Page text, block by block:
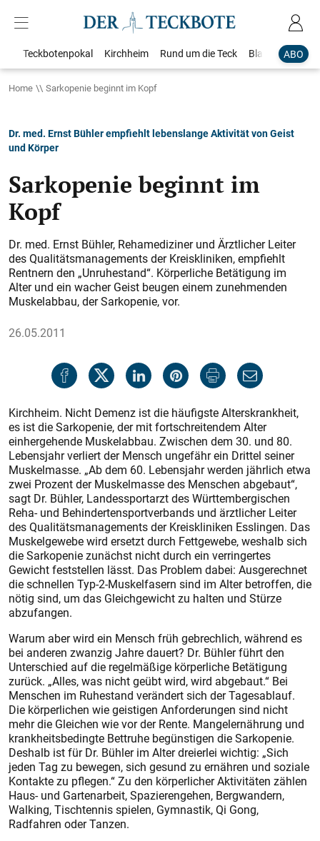
ABO
Teckbotenpokal Kirchheim Rund um die Teck Blaulicht
Home Sarkopenie beginnt im Kopf
Dr. med. Ernst Bühler empfiehlt lebenslange Aktivität von Geist
und Körper
Sarkopenie beginnt im
Kopf
Dr. med. Ernst Bühler, Rehamediziner und Ärztlicher Leiter
des Qualitätsmanagements der Kreiskliniken, empfiehlt
Rentnern den „Unruhestand“. Körperliche Betätigung im
Alter und ein wacher Geist beugen einem zunehmenden
Muskelabbau, der Sarkopenie, vor.
26.05.2011
Kirchheim. Nicht Demenz ist die häufigste Alterskrankheit,
es ist die Sarkopenie, der mit fortschreitendem Alter
einhergehende Muskelabbau. Zwischen dem 30. und 80.
Lebensjahr verliert der Mensch ungefähr ein Drittel seiner
Muskelmasse. „Ab dem 60. Lebensjahr werden jährlich etwa
zwei Prozent der Muskelmasse des Menschen abgebaut“,
sagt Dr. Bühler, Landessportarzt des Württembergischen
Reha- und Behindertensportverbands und ärztlicher Leiter
des Qualitätsmanagements der Kreiskliniken Esslingen. Das
Muskelgewebe wird ersetzt durch Fettgewebe, weshalb sich
die Sarkopenie zunächst nicht durch ein verringertes
Gewicht feststellen lässt. Das Problem dabei: Ausgerechnet
die schnellen Typ-2-Muskelfasern sind im Alter betroffen, die
nötig sind, um das Gleichgewicht zu halten und Stürze
abzufangen.
Warum aber wird ein Mensch früh gebrechlich, während es
bei anderen zwanzig Jahre dauert? Dr. Bühler führt den
Unterschied auf die regelmäßige körperliche Betätigung
zurück. „Alles, was nicht geübt wird, wird abgebaut.“ Bei
Menschen im Ruhestand verändert sich der Tagesablauf.
Die körperlichen wie geistigen Anforderungen sind nicht
mehr die Gleichen wie vor der Rente. Mangelernährung und
krankheitsbedingte Bettruhe begüns­tigen die Sarkopenie.
Deshalb ist für Dr. Bühler im Alter dreierlei wichtig: „Sich
jeden Tag zu bewegen, sich gesund zu ernähren und soziale
Kontakte zu pflegen.“ Zu den körperlicher Aktivitäten zählen
Haus- und Gartenarbeit, Spazierengehen, Bergwandern,
Walking, Tischtennis spielen, Gymnas­tik, Qi Gong,
Radfahren oder Tanzen.